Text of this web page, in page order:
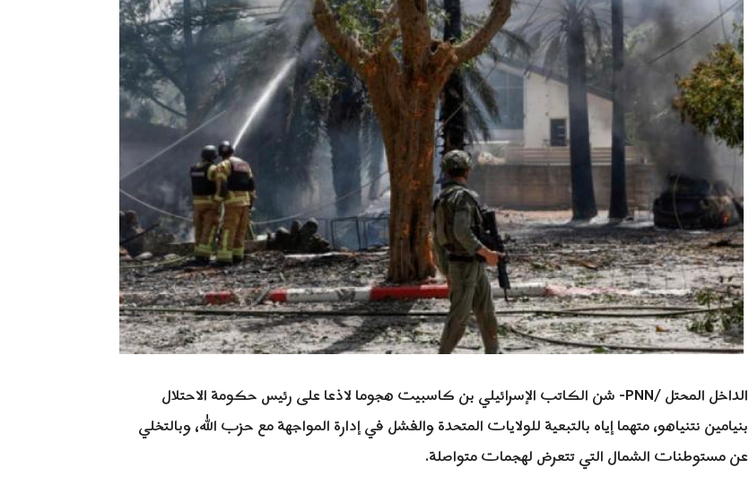
الداخل المحتل /PNN- شن الكاتب الإسرائيلي بن كاسبيت هجوما لاذعا على رئيس حكومة الاحتلال
بنيامين نتنياهو، متهما إياه بالتبعية للولايات المتحدة والفشل في إدارة المواجهة مع حزب الله، وبالتخلي
عن مستوطنات الشمال التي تتعرض لهجمات متواصلة.